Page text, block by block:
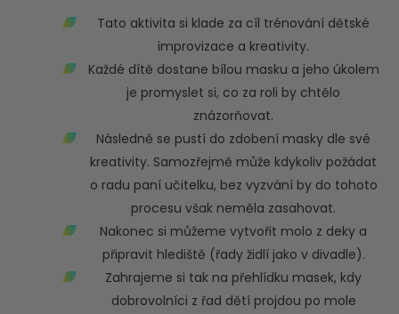
Tato aktivita si klade za cíl trénování dětské
improvizace a kreativity.
Každé dítě dostane bílou masku a jeho úkolem
je promyslet si, co za roli by chtělo
znázorňovat.
Následně se pustí do zdobení masky dle své
kreativity. Samozřejmě může kdykoliv požádat
o radu paní učitelku, bez vyzvání by do tohoto
procesu však neměla zasahovat.
Nakonec si můžeme vytvořit molo z deky a
připravit hlediště (řady židlí jako v divadle).
Zahrajeme si tak na přehlídku masek, kdy
dobrovolníci z řad dětí projdou po mole